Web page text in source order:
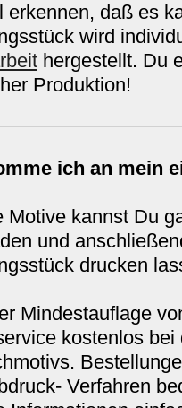
erkennen, daß es
wird
hergestellt. Du
Produktion!
ich an mein
Motive kannst Du
und
drucken
Mindestauflage
kostenlos
Verfahren